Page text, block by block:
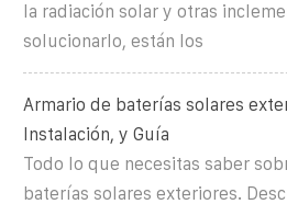
la radiación solar y otras
solucionarlo, están los
Armario de baterías solares
Instalación, y Guía
Todo lo que necesitas saber
baterías solares exteriores.